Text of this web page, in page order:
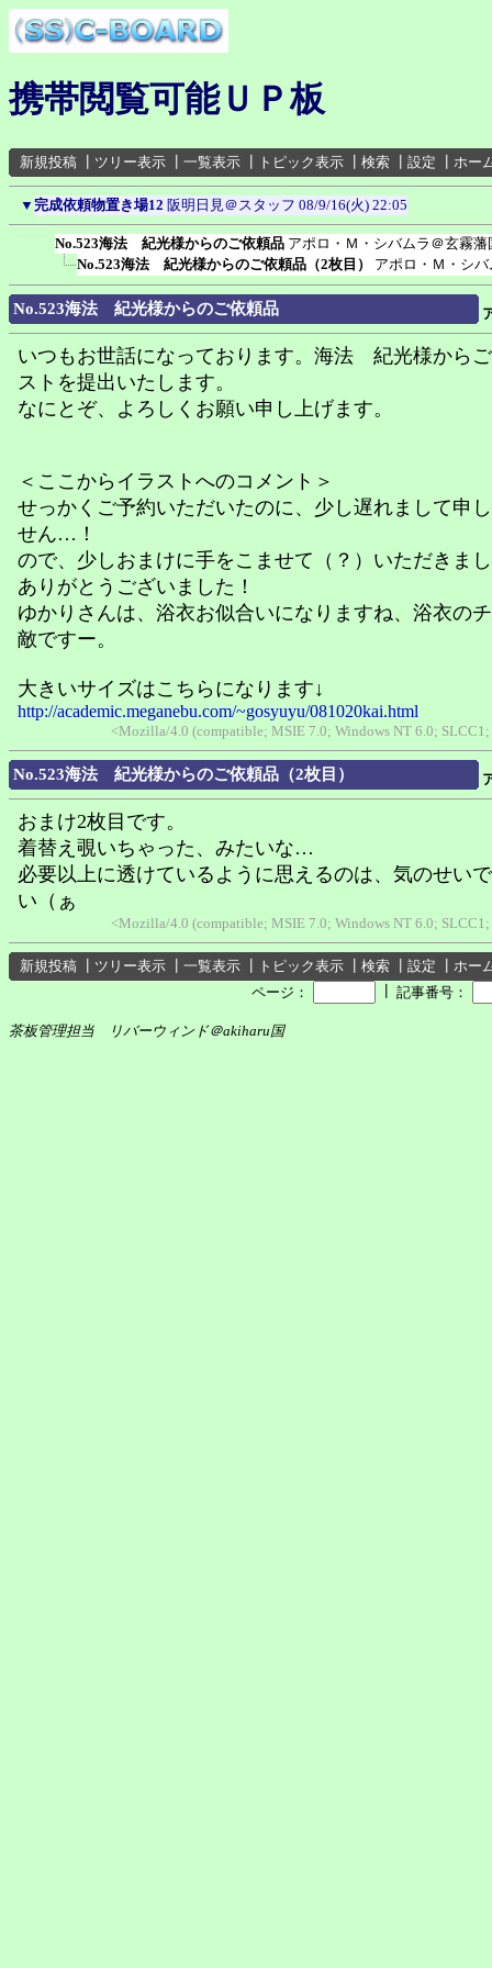
携帯閲覧可能ＵＰ板
新規投稿 ツリー表示 一覧表示 トピック表示 検索 設定 ホー
▼ 完成依頼物置き場12 阪明日見＠スタッフ 08/9/16(火) 22:05
No.523海法 紀光様からのご依頼品 アポロ・Ｍ・シバムラ＠玄霧藩
No.523海法 紀光様からのご依頼品（2枚目）
アポロ・Ｍ・シ
No.523海法 紀光様からのご依頼品
いつもお世話になっております。海法 紀光様から
ストを提出いたします。
なにとぞ、よろしくお願い申し上げます。
＜ここからイラストへのコメント＞
せっかくご予約いただいたのに、少し遅れまして申
せん…！
ので、少しおまけに手をこませて（？）いただきま
ありがとうございました！
ゆかりさんは、浴衣お似合いになりますね、浴衣の
敵ですー。
大きいサイズはこちらになります↓
http://academic.meganebu.com/~gosyuyu/081020kai.html
<Mozilla/4.0 (compatible; MSIE 7.0; Windows NT 6.0;
No.523海法 紀光様からのご依頼品（2枚目）
おまけ2枚目です。
着替え覗いちゃった、みたいな…
必要以上に透けているように思えるのは、気のせい
い（ぁ
<Mozilla/4.0 (compatible; MSIE 7.0; Windows NT 6.0;
新規投稿 ツリー表示 一覧表示 トピック表示 検索 設定
ホー
ページ：
記事番号：
茶板管理担当 リバーウィンド＠akiharu国